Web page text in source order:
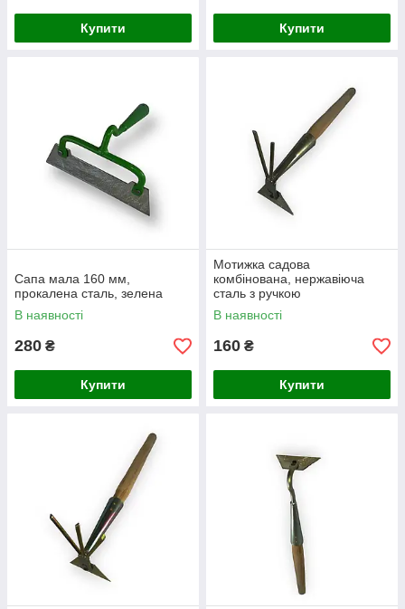
Купити Купити
Сапа мала 160 мм,
прокалена сталь, зелена
В наявності
280 ₴
Купити
Мотижка садова
комбінована, нержавіюча
сталь з ручкою
В наявності
160 ₴
Купити